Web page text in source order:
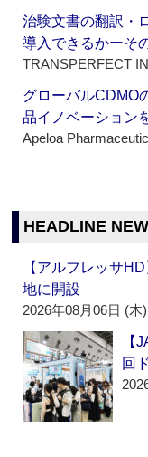
治験文書の翻訳・
導入できるかーそ
TRANSPERFECT
グローバルCDMO
品イノベーション
Apeloa
HEADLINE
【アルフレッサ
地に開設
2026年08月06日 (木)
【
回